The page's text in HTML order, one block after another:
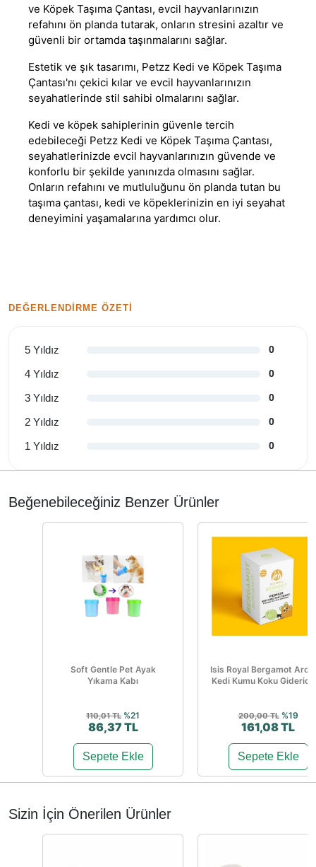
ve Köpek Taşıma Çantası, evcil hayvanlarınızın
refahını ön planda tutarak, onların stresini azaltır ve
güvenli bir ortamda taşınmalarını sağlar.
Estetik ve şık tasarımı, Petzz Kedi ve Köpek Taşıma
Çantası'nı çekici kılar ve evcil hayvanlarınızın
seyahatlerinde stil sahibi olmalarını sağlar.
Kedi ve köpek sahiplerinin güvenle tercih
edebileceği Petzz Kedi ve Köpek Taşıma Çantası,
seyahatlerinizde evcil hayvanlarınızın güvende ve
konforlu bir şekilde yanınızda olmasını sağlar.
Onların refahını ve mutluluğunu ön planda tutan bu
taşıma çantası, kedi ve köpeklerinizin en iyi seyahat
deneyimini yaşamalarına yardımcı olur.
DEĞERLENDIRME ÖZETI
5 Yıldız 0
4 Yıldız 0
3 Yıldız 0
2 Yıldız 0
1 Yıldız 0
Beğenebileceğiniz Benzer Ürünler
Soft Gentle Pet Ayak
Yıkama Kabı
110,01 TL %21
86,37 TL
Sepete Ekle
Isis Royal Bergamot
Kedi Kumu Koku Giderici
200,00 TL %19
161,08 TL
Sepete Ekle
Sizin İçin Önerilen Ürünler